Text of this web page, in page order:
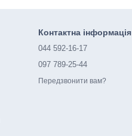
Контактна інформація
044 592-16-17
097 789-25-44
Передзвонити вам?